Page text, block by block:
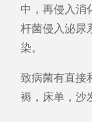
中，再侵入消
杆菌侵入泌尿
染。
致病菌有直接
褥，床单，沙